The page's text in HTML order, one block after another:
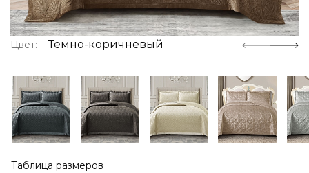
Цвет: Темно-коричневый
Таблица размеров